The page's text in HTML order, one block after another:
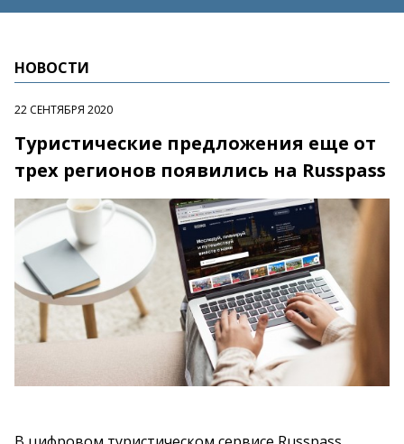
НОВОСТИ
22 СЕНТЯБРЯ 2020
Туристические предложения еще от
трех регионов появились на Russpass